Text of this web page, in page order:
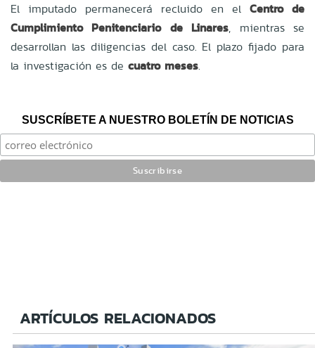
El imputado permanecerá recluido en el Centro de
Cumplimiento Penitenciario de Linares, mientras se
desarrollan las diligencias del caso. El plazo fijado para
la investigación es de cuatro meses.
SUSCRÍBETE A NUESTRO BOLETÍN DE NOTICIAS
ARTÍCULOS RELACIONADOS